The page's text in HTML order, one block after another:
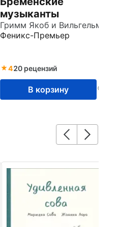
музыканты
Гримм Якоб и Вильгельм
Феникс-Премьер
420 рецензий
В корзину